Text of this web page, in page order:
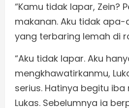
“Kamu tidak lapar, Zein?
makanan. Aku tidak apa-
yang terbaring lemah di
“Aku tidak lapar. Aku
mengkhawatirkanmu,
serius. Hatinya begitu
Lukas. Sebelumnya ia